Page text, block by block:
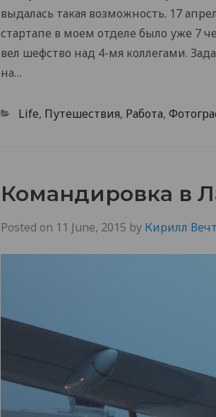
выдалась такая возможность. 17
стартапе в моем отделе было уже 7
вел шефство над 4-мя коллегами.
на…
Categories
Life, Путешествия, Работа,
Командировка в
Posted on 11 June, 2015 by Кирилл